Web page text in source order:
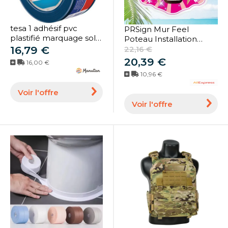
tesa 1 adhésif pvc
plastifié marquage sol
temporaire 60760 -
tesa
16,79 €
16,00 €
Voir l'offre
PRSign Mur Feel
Poteau Installation
Murale, Churros,
Crehear Glaces, Fries
Guarf, Granita Gaufres,
ChpiercBeignet Nutella,
22,16 €
20,39 €
10,96 €
Voir l'offre